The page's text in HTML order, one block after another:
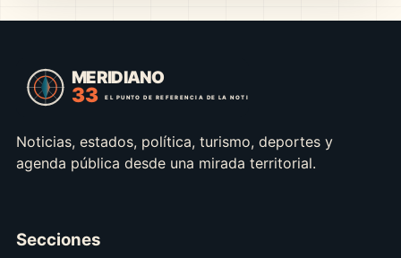
Noticias, estados, política, turismo, deportes y
agenda pública desde una mirada territorial.
Secciones